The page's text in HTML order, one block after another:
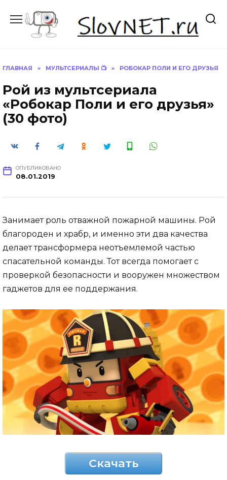
содержанию
ГЛАВНАЯ » МУЛЬТСЕРИАЛЫ 📺 » РОБОКАР ПОЛИ И ЕГО ДРУЗЬЯ
Рой из мультсериала
«Робокар Поли и его друзья»
(30 фото)
ОПУБЛИКОВАНО
08.01.2019
Занимает роль отважной пожарной машины. Рой
благороден и храбр, и именно эти два качества
делает трансформера неотъемлемой частью
спасательной команды. Тот всегда помогает с
проверкой безопасности и вооружен множеством
гаджетов для ее поддержания.
Скачать